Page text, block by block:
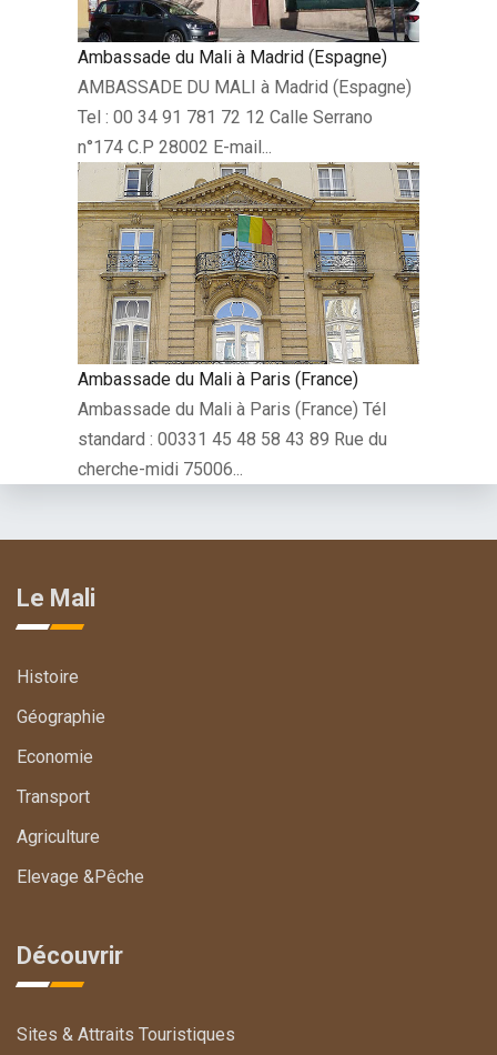
Ambassade du Mali à Madrid (Espagne)
AMBASSADE DU MALI à Madrid (Espagne)
Tel : 00 34 91 781 72 12 Calle Serrano
n°174 C.P 28002 E-mail...
Ambassade du Mali à Paris (France)
Ambassade du Mali à Paris (France) Tél
standard : 00331 45 48 58 43 89 Rue du
cherche-midi 75006...
Le Mali
Histoire
Géographie
Economie
Transport
Agriculture
Elevage &Pêche
Découvrir
Sites & Attraits Touristiques